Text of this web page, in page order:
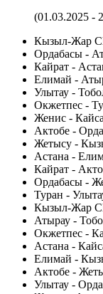
(01.03.2025 -
Кызыл-Жар
Ордабасы -
Кайрат -
Елимай -
Улытау -
Окжетпес -
Женис -
Актобе -
Жетысу -
Астана -
Кайрат -
Ордабасы -
Туран -
Кызыл-Жар
Атырау -
Окжетпес -
Астана -
Елимай -
Актобе -
Улытау -